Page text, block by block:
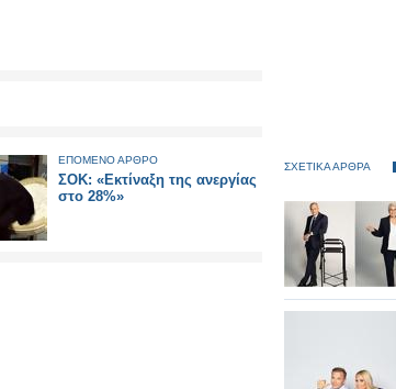
ΕΠΟΜΕΝΟ ΑΡΘΡΟ
ΣΟΚ: «Εκτίναξη της ανεργίας
στο 28%»
ΣΧΕΤΙΚΑ ΑΡΘΡΑ